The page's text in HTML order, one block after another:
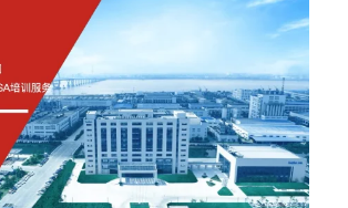
2026年6月12日